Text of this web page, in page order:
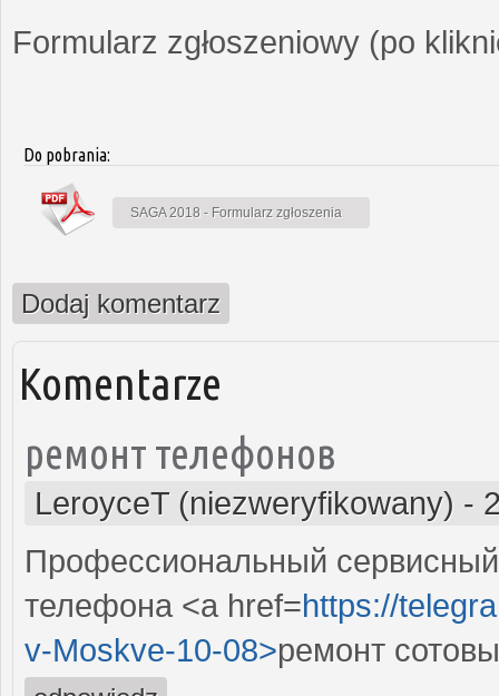
Formularz zgłoszeniowy (po
Do pobrania:
SAGA 2018 - Formularz zgłoszenia
Dodaj komentarz
Komentarze
ремонт телефонов
LeroyceT (niezweryfikowany) -
Профессиональный сервисный
телефона <a href=https://
v-Moskve-10-08>ремонт